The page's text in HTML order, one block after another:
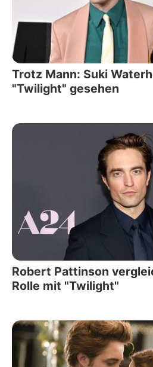
Trotz Mann: Suki
"Twilight" gesehen
Robert Pattinson
Rolle mit "Twilight"